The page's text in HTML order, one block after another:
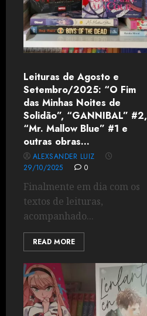
Leituras de Agosto e
Setembro/2025: “O Fim
das Minhas Noites de
Solidão”, “GANNIBAL” #2,
“Mr. Mallow Blue” #1 e
outras obras…
ALEXSANDER LUIZ
29/10/2025
0
Finalmente em dia com os
textos de leituras,
acompanhado...
READ MORE